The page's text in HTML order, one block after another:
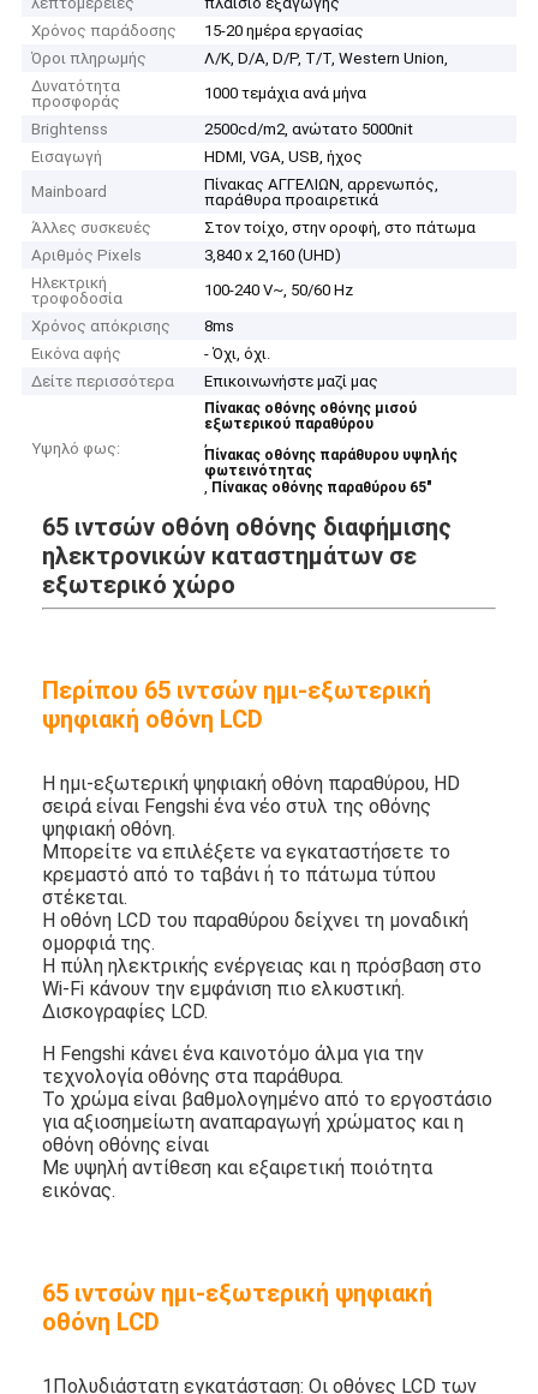
Χρόνος παράδοσης
15-20 ημέρα εργασίας
Όροι πληρωμής
Λ/Κ, D/A, D/P, T/T, Western Union,
Δυνατότητα
προσφοράς
1000 τεμάχια ανά μήνα
Brightenss
2500cd/m2, ανώτατο 5000nit
Εισαγωγή
HDMI, VGA, USB, ήχος
Mainboard
Πίνακας ΑΓΓΕΛΙΩΝ, αρρενωπός,
παράθυρα προαιρετικά
Άλλες συσκευές
Στον τοίχο, στην οροφή, στο πάτωμα
Αριθμός Pixels
3,840 x 2,160 (UHD)
Ηλεκτρική
τροφοδοσία
100-240 V~, 50/60 Hz
Χρόνος απόκρισης
8ms
Εικόνα αφής
- Όχι, όχι.
Δείτε περισσότερα
Επικοινωνήστε μαζί μας
Υψηλό φως:
Πίνακας οθόνης οθόνης μισού
εξωτερικού παραθύρου
,
Πίνακας οθόνης παράθυρου υψηλής
φωτεινότητας
, Πίνακας οθόνης παραθύρου 65"
65 ιντσών οθόνη οθόνης διαφήμισης
ηλεκτρονικών καταστημάτων σε
εξωτερικό χώρο
Περίπου 65 ιντσών ημι-εξωτερική
ψηφιακή οθόνη LCD
Η ημι-εξωτερική ψηφιακή οθόνη παραθύρου, HD
σειρά είναι Fengshi ένα νέο στυλ της οθόνης
ψηφιακή οθόνη.
Μπορείτε να επιλέξετε να εγκαταστήσετε το
κρεμαστό από το ταβάνι ή το πάτωμα τύπου
στέκεται.
Η οθόνη LCD του παραθύρου δείχνει τη μοναδική
ομορφιά της.
Η πύλη ηλεκτρικής ενέργειας και η πρόσβαση στο
Wi-Fi κάνουν την εμφάνιση πιο ελκυστική.
Δισκογραφίες LCD.
Η Fengshi κάνει ένα καινοτόμο άλμα για την
τεχνολογία οθόνης στα παράθυρα.
Το χρώμα είναι βαθμολογημένο από το εργοστάσιο
για αξιοσημείωτη αναπαραγωγή χρώματος και η
οθόνη οθόνης είναι
Με υψηλή αντίθεση και εξαιρετική ποιότητα
εικόνας.
65 ιντσών ημι-εξωτερική ψηφιακή
οθόνη LCD
1Πολυδιάστατη εγκατάσταση: Οι οθόνες LCD των